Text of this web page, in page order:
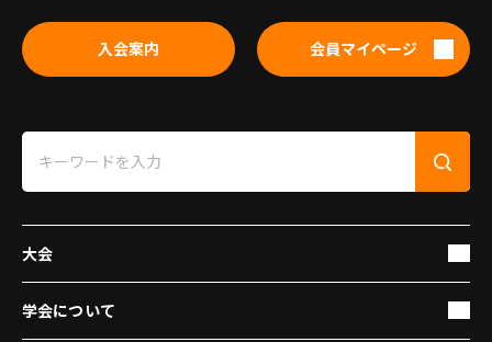
入会案内 会員マイページ
大会
学会について